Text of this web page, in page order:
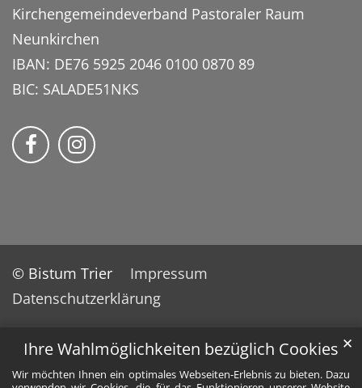
Ihre Wahlmöglichkeiten bezüglich Cookies
Wir möchten Ihnen ein optimales Webseiten-Erlebnis zu bieten. Dazu
✕
Kirchengemeindeverband Pastoraler Raum
Neunkirchen
IBAN: DE76 5925 2046 0100 0870 89
BIC: SALADE51NKS
momentum – Kirche am Center auf
Bmomentum – Kirche am Center
© Bistum Trier
Impressum
Datenschutzerklärung